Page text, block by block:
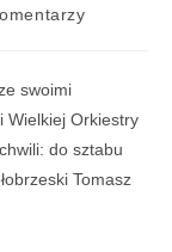
swoimi
Wielkiej Orkiestry
do sztabu
Tomasz